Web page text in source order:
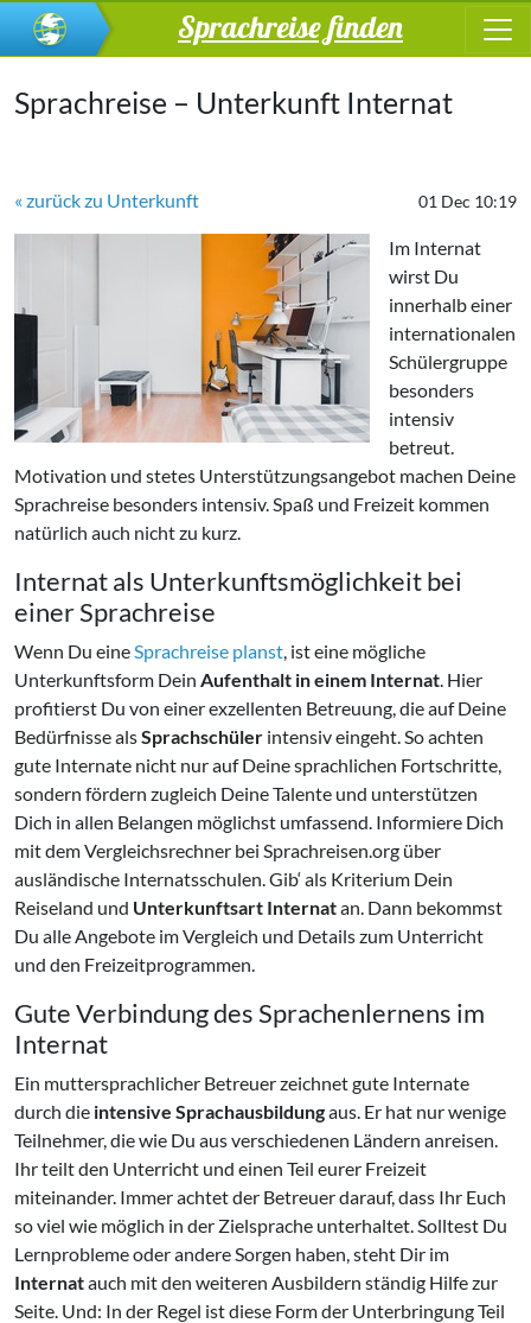
Sprachreise finden
Sprachreise – Unterkunft Internat
01 Dec 10:19
« zurück zu Unterkunft
Im Internat
wirst Du
innerhalb einer
internationalen
Schülergruppe
besonders
intensiv
betreut.
Motivation und stetes Unterstützungsangebot machen Deine
Sprachreise besonders intensiv. Spaß und Freizeit kommen
natürlich auch nicht zu kurz.
Internat als Unterkunftsmöglichkeit bei
einer Sprachreise
Wenn Du eineSprachreise planst, ist eine mögliche
Unterkunftsform Dein Aufenthalt in einem Internat. Hier
profitierst Du von einer exzellenten Betreuung, die auf Deine
Bedürfnisse alsSprachschüler intensiv eingeht. So achten
gute Internate nicht nur auf Deine sprachlichen Fortschritte,
sondern fördern zugleich Deine Talente und unterstützen
Dich in allen Belangen möglichst umfassend. Informiere Dich
mit dem Vergleichsrechner bei Sprachreisen.org über
ausländische Internatsschulen. Gib‘ als Kriterium Dein
Reiseland und Unterkunftsart Internatan. Dann bekommst
Du alle Angebote im Vergleich und Details zum Unterricht
und den Freizeitprogrammen.
Gute Verbindung des Sprachenlernens im
Internat
Ein muttersprachlicher Betreuer zeichnet gute Internate
durch die intensive Sprachausbildungaus. Er hat nur wenige
Teilnehmer, die wie Du aus verschiedenen Ländern anreisen.
Ihr teilt den Unterricht und einen Teil eurer Freizeit
miteinander. Immer achtet der Betreuer darauf, dass Ihr Euch
so viel wie möglich in der Zielsprache unterhaltet. Solltest Du
Lernprobleme oder andere Sorgen haben, steht Dir im
Internatauch mit den weiteren Ausbildern ständig Hilfe zur
Seite. Und: In der Regel ist diese Form der Unterbringung Teil